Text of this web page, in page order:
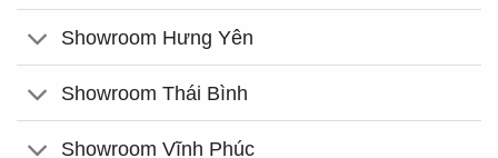
Showroom Hưng Yên
Showroom Thái Bình
Showroom Vĩnh Phúc